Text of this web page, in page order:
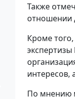
Также
отношении
Кроме
интересов,
По мнению